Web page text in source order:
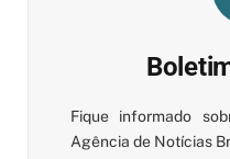
Fique informado
Agência de Notícias